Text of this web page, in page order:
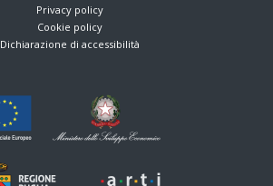
Privacy policy
Cookie policy
Dichiarazione di accessibilità